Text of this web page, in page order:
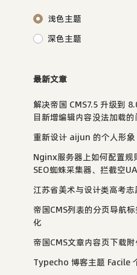
浅色主题
深色主题
最新文章
解决帝国 CMS7.5 升级到
目新增编辑内容没法加载的
重新设计 aijun 的个人形象
Nginx服务器上如何配置规
SEO蜘蛛采集器、拦截空UA
江苏省美术与设计类高考
帝国CMS列表的分页导航
化
帝国CMS文章内容页下载
Typecho 博客主题 Facile